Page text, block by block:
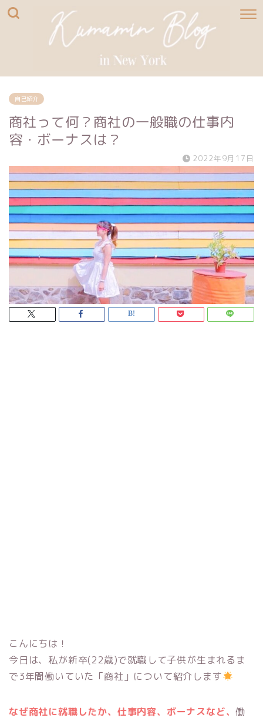
自己紹介
商社って何？商社の一般職の仕事内
容・ボーナスは？
2022年9月17日
こんにちは！
今日は、私が新卒(22歳)で就職して子供が生まれるま
で3年間働いていた「商社」について紹介します
なぜ商社に就職したか、仕事内容、ボーナスなど、働